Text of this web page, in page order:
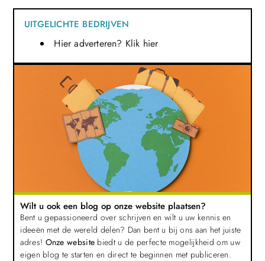
UITGELICHTE BEDRIJVEN
Hier adverteren? Klik hier
Wilt u ook een blog op onze website plaatsen?
Bent u gepassioneerd over schrijven en wilt u uw kennis en
ideeën met de wereld delen? Dan bent u bij ons aan het juiste
adres! Onze website biedt u de perfecte mogelijkheid om uw
eigen blog te starten en direct te beginnen met publiceren.